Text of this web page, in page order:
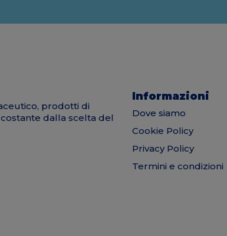
prodotti di
dalla scelta del
Informazioni
Dove siamo
Cookie Policy
Privacy Policy
Termini e condizioni